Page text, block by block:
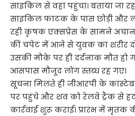
साइकिल से वहां पहुंचा। बताया जा
साइकिल फाटक के पास छोड़ी और
रही कृषक एक्सप्रेस के सामने
की चपेट में आने से युवक का शरीर
उसकी मौके पर ही दर्दनाक मौत
आसपास मौजूद लोग स्तब्ध रह गए।
सूचना मिलते ही जीआरपी के
पर पहुंचे और शव को रेलवे ट्रैक से
कार्रवाई शुरू कराई। प्रारंभ में मृतक